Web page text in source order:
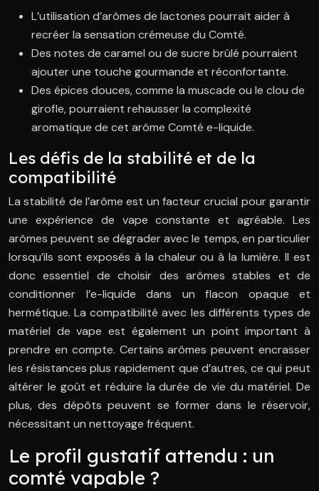
L’utilisation d’arômes de lactones pourrait aider à
recréer la sensation crémeuse du Comté.
Des notes de caramel ou de sucre brûlé pourraient
ajouter une touche gourmande et réconfortante.
Des épices douces, comme la muscade ou le clou de
girofle, pourraient rehausser la complexité
aromatique de cet arôme Comté e-liquide.
Les défis de la stabilité et de la
compatibilité
La stabilité de l’arôme est un facteur crucial pour garantir
une expérience de vape constante et agréable. Les
arômes peuvent se dégrader avec le temps, en particulier
lorsqu’ils sont exposés à la chaleur ou à la lumière. Il est
donc essentiel de choisir des arômes stables et de
conditionner l’e-liquide dans un flacon opaque et
hermétique. La compatibilité avec les différents types de
matériel de vape est également un point important à
prendre en compte. Certains arômes peuvent encrasser
les résistances plus rapidement que d’autres, ce qui peut
altérer le goût et réduire la durée de vie du matériel. De
plus, des dépôts peuvent se former dans le réservoir,
nécessitant un nettoyage fréquent.
Le profil gustatif attendu : un
comté vapable ?